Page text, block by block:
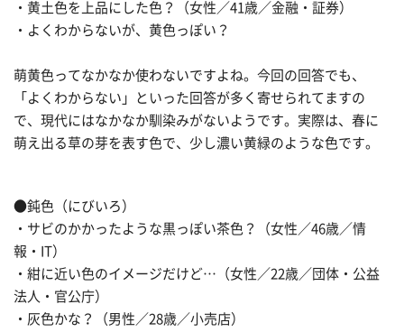
・黄土色を上品にした色？（女性／41歳／金融・証券）
・よくわからないが、黄色っぽい？
萌黄色ってなかなか使わないですよね。今回の回答でも、
「よくわからない」といった回答が多く寄せられてますの
で、現代にはなかなか馴染みがないようです。実際は、春に
萌え出る草の芽を表す色で、少し濃い黄緑のような色です。
●鈍色（にびいろ）
・サビのかかったような黒っぽい茶色？（女性／46歳／情
報・IT）
・紺に近い色のイメージだけど…（女性／22歳／団体・公益
法人・官公庁）
・灰色かな？（男性／28歳／小売店）